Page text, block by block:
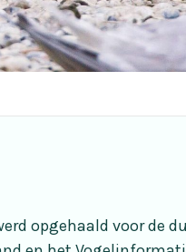
opgehaald voor de